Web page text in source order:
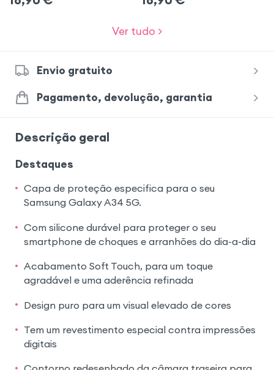
Ver tudo >
Envio gratuito
Pagamento, devolução, garantia
Descrição geral
Destaques
Capa de proteção especifica para o seu
Samsung Galaxy A34 5G.
Com silicone durável para proteger o seu
smartphone de choques e arranhões do dia-a-dia
Acabamento Soft Touch, para um toque
agradável e uma aderência refinada
Design puro para um visual elevado de cores
Tem um revestimento especial contra impressões
digitais